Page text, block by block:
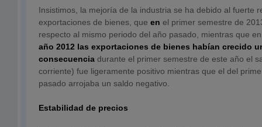
Insistimos, la mejoría de la industria se ha debido al fuerte
exportaciones de bienes, que en el primer semestre de
respecto al mismo periodo del año pasado, mientras que en
año 2012 las exportaciones de bienes habían crecido
consecuencia durante el primer semestre de este año el
corriente) fue ligeramente positivo mientras que el del
pasado arrojaba un saldo negativo.
Estabilidad de precios